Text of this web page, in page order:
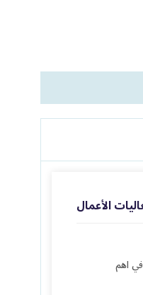
الأعمال
اهم